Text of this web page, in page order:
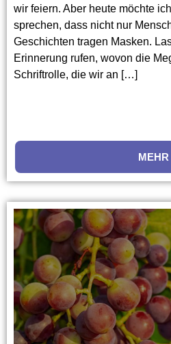
wir feiern. Aber heute möchte
sprechen, dass nicht nur
Geschichten tragen Masken.
Erinnerung rufen, wovon die
Schriftrolle, die wir an […]
MEHR